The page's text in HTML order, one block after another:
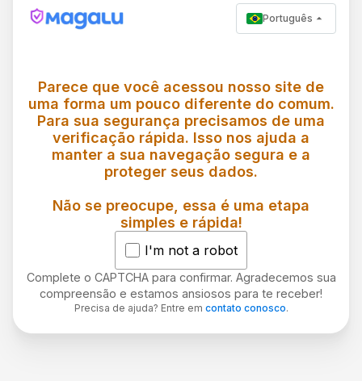
Português
Parece que você acessou nosso site de
uma forma um pouco diferente do comum.
Para sua segurança precisamos de uma
verificação rápida. Isso nos ajuda a
manter a sua navegação segura e a
proteger seus dados.
Não se preocupe, essa é uma etapa
simples e rápida!
I'm not a robot
Complete o CAPTCHA para confirmar. Agradecemos sua
compreensão e estamos ansiosos para te receber!
Precisa de ajuda? Entre em contato conosco.